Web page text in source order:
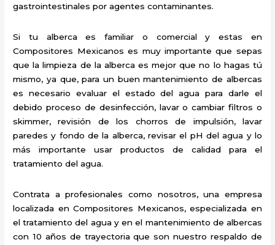
gastrointestinales por agentes contaminantes.
Si tu alberca es familiar o comercial y estas en
Compositores Mexicanos es muy importante que sepas
que la limpieza de la alberca es mejor que no lo hagas tú
mismo, ya que, para un buen mantenimiento de albercas
es necesario evaluar el estado del agua para darle el
debido proceso de desinfección, lavar o cambiar filtros o
skimmer, revisión de los chorros de impulsión, lavar
paredes y fondo de la alberca, revisar el pH del agua y lo
más importante usar productos de calidad para el
tratamiento del agua.
Contrata a profesionales como nosotros, una empresa
localizada en Compositores Mexicanos, especializada en
el tratamiento del agua y en el mantenimiento de albercas
con 10 años de trayectoria que son nuestro respaldo de